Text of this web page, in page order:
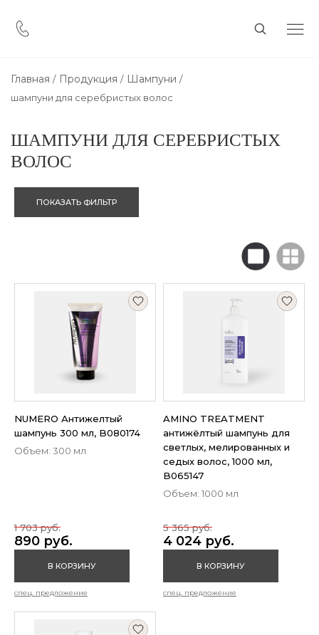
Главная Продукция Шампуни
шампуни для серебристых волос
ШАМПУНИ ДЛЯ СЕРЕБРИСТЫХ
ВОЛОС
ПОКАЗАТЬ ФИЛЬТР
NUMERO Антижелтый
шампунь 300 мл, B080174
Объем: 300 мл
890 руб.
1 703 руб.
В КОРЗИНУ
спец. предложение
AMINO TREATMENT
антижёлтый шампунь для
светлых, мелированных и
седых волос, 1000 мл,
B065147
Объем: 1000 мл
4 024 руб.
5 365 руб.
В КОРЗИНУ
спец. предложение